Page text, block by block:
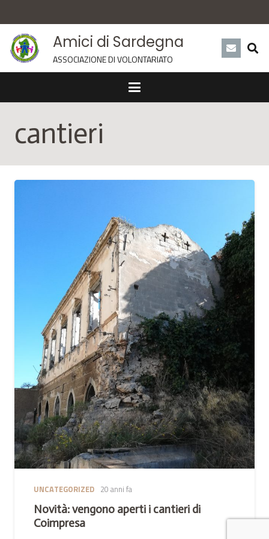
Amici di Sardegna
ASSOCIAZIONE DI VOLONTARIATO
cantieri
UNCATEGORIZED 20 anni fa
Novità: vengono aperti i cantieri di
Coimpresa